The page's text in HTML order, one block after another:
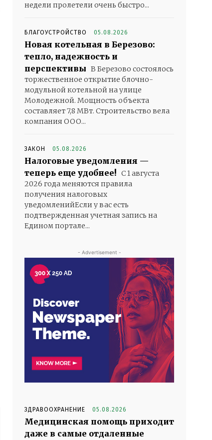
недели пролетели очень быстро...
БЛАГОУСТРОЙСТВО 05.08.2026
Новая котельная в Березово:
тепло, надежность и
перспективы В Березово состоялось
торжественное открытие блочно-
модульной котельной на улице
Молодежной. Мощность объекта
составляет 7,8 МВт. Строительство вела
компания ООО...
ЗАКОН 05.08.2026
Налоговые уведомления —
теперь еще удобнее! С 1 августа
2026 года меняются правила
получения налоговых
уведомленийЕсли у вас есть
подтвержденная учетная запись на
Едином портале...
- Advertisement -
ЗДРАВООХРАНЕНИЕ 05.08.2026
Медицинская помощь приходит
даже в самые отдаленные